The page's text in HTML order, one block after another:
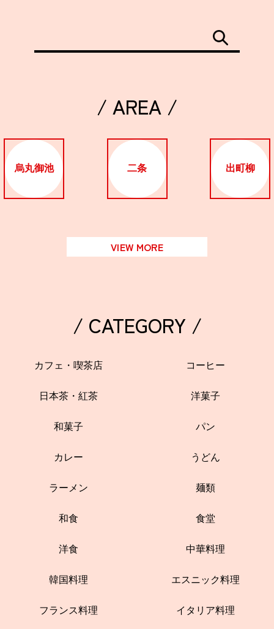
/ AREA /
烏丸御池 二条 出町柳
VIEW MORE
/ CATEGORY /
カフェ・喫茶店 コーヒー
日本茶・紅茶 洋菓子
和菓子 パン
カレー うどん
ラーメン 麺類
和食 食堂
洋食 中華料理
韓国料理 エスニック料理
フランス料理 イタリア料理